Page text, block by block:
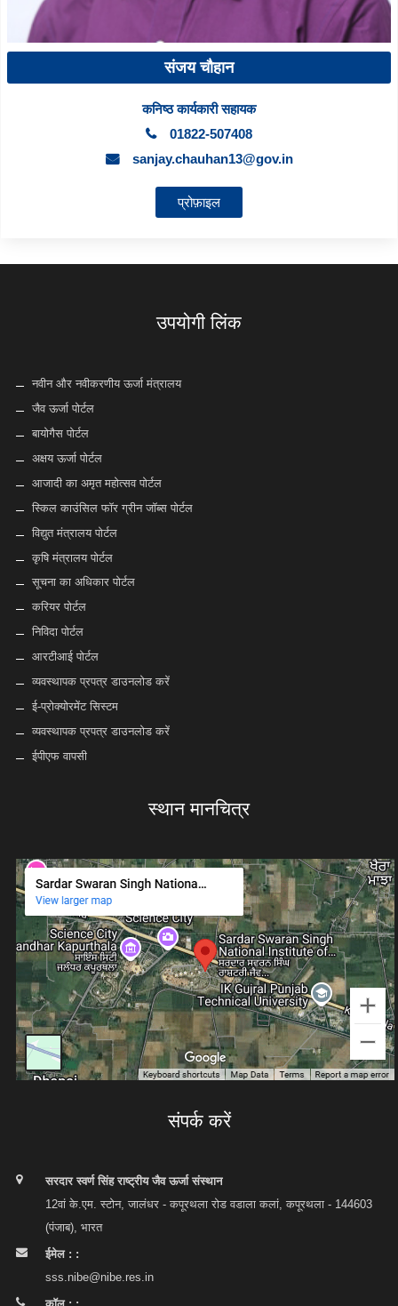
संजय चौहान
कनिष्ठ कार्यकारी सहायक
01822-507408
sanjay.chauhan13@gov.in
प्रोफ़ाइल
उपयोगी लिंक
नवीन और नवीकरणीय ऊर्जा मंत्रालय
जैव ऊर्जा पोर्टल
बायोगैस पोर्टल
अक्षय ऊर्जा पोर्टल
आजादी का अमृत महोत्सव पोर्टल
स्किल काउंसिल फॉर ग्रीन जॉब्स पोर्टल
विद्युत मंत्रालय पोर्टल
कृषि मंत्रालय पोर्टल
सूचना का अधिकार पोर्टल
करियर पोर्टल
निविदा पोर्टल
आरटीआई पोर्टल
व्यवस्थापक प्रपत्र डाउनलोड करें
ई-प्रोक्योरमेंट सिस्टम
व्यवस्थापक प्रपत्र डाउनलोड करें
ईपीएफ वापसी
स्थान मानचित्र
संपर्क करें
सरदार स्वर्ण सिंह राष्ट्रीय जैव ऊर्जा संस्थान
12वां के.एम. स्टोन, जालंधर - कपूरथला रोड वडाला कलां, कपूरथला - 144603
(पंजाब), भारत
ईमेल : :
sss.nibe@nibe.res.in